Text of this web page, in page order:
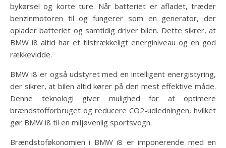
bykørsel og korte ture. Når batteriet er afladet, træder
benzinmotoren til og fungerer som en generator, der
oplader batteriet og samtidig driver bilen. Dette sikrer, at
BMW i8 altid har et tilstrækkeligt energiniveau og en god
rækkevidde.
BMW i8 er også udstyret med en intelligent energistyring,
der sikrer, at bilen altid kører på den mest effektive måde.
Denne teknologi giver mulighed for at optimere
brændstofforbruget og reducere CO2-udledningen, hvilket
gør BMW i8 til en miljøvenlig sportsvogn.
Brændstoføkonomien i BMW i8 er imponerende med en